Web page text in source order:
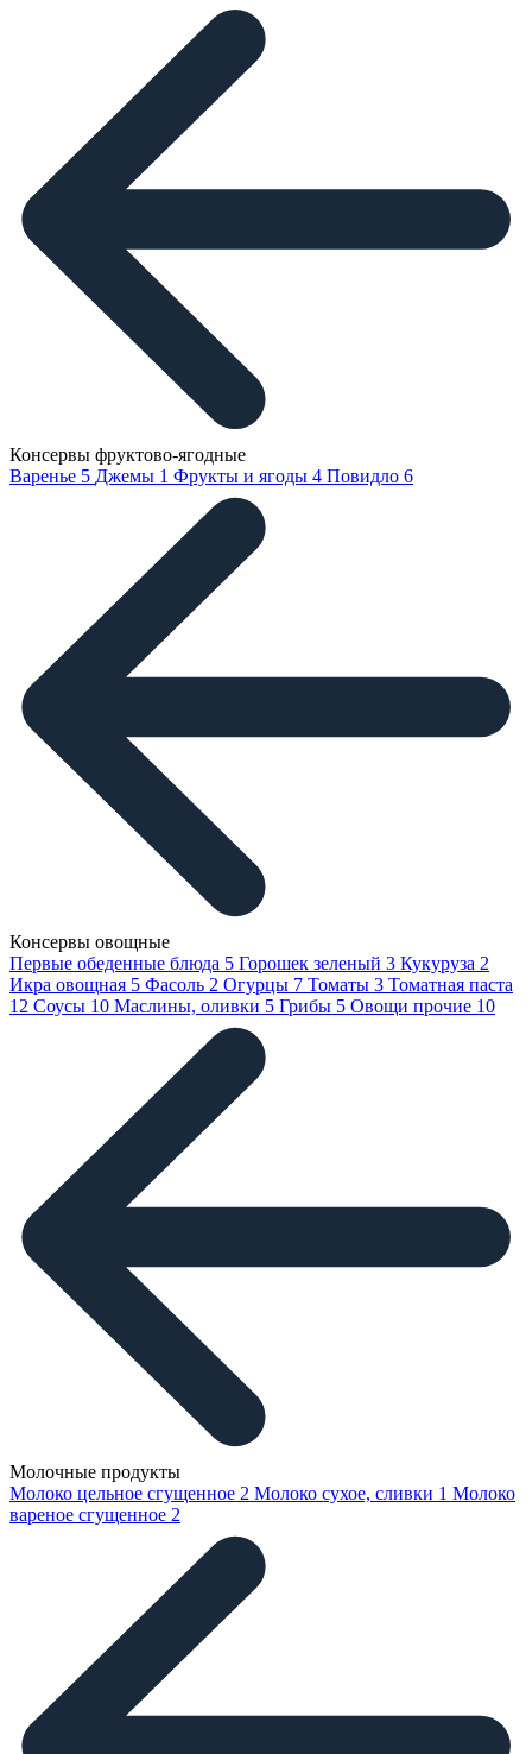
Консервы фруктово-ягодные
Варенье 5 Джемы 1 Фрукты и ягоды 4 Повидло 6
Консервы овощные
Первые обеденные блюда 5 Горошек зеленый 3 Кукуруза 2
Икра овощная 5 Фасоль 2 Огурцы 7 Томаты 3 Томатная паста
12 Соусы 10 Маслины, оливки 5 Грибы 5 Овощи прочие 10
Молочные продукты
Молоко цельное сгущенное 2 Молоко сухое, сливки 1 Молоко
вареное сгущенное 2